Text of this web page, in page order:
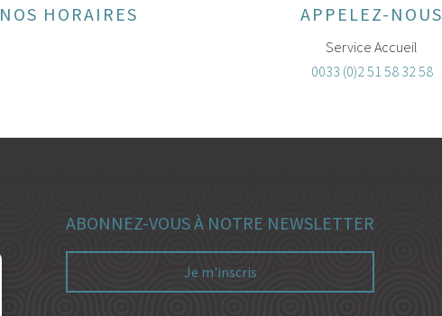
NOS HORAIRES APPELEZ-NOUS
Service Accueil
0033 (0)2 51 58 32 58
ABONNEZ-VOUS À NOTRE NEWSLETTER
Je m'inscris